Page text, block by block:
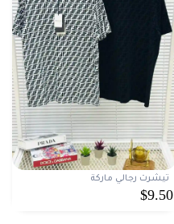
تيشرت رجالي ماركة
$9.50